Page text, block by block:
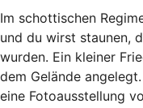
Im schottischen
und du wirst staunen,
wurden. Ein kleiner
dem Gelände
eine Fotoausstellung